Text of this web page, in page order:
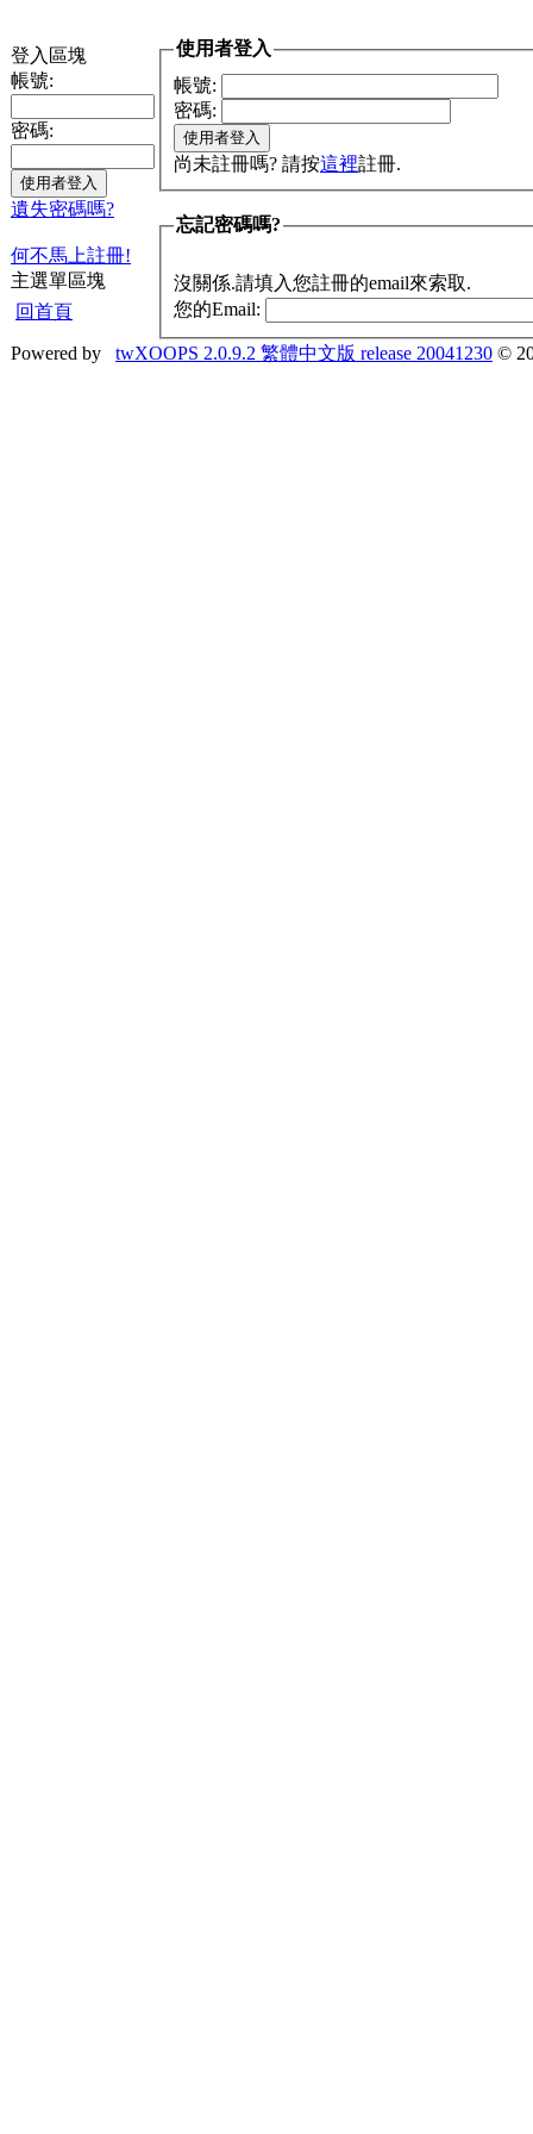
登入區塊
帳號:
密碼:
遺失密碼嗎?
何不馬上註冊!
主選單區塊
回首頁
使用者登入
帳號:
密碼:
尚未註冊嗎? 請按這裡註冊.
忘記密碼嗎?
沒關係.請填入您註冊的email來索取.
您的Email:
Powered by twXOOPS 2.0.9.2 繁體中文版 release 20041230 ©